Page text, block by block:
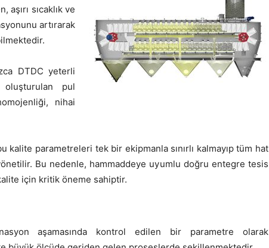
sıcaklık ve
artırarak
DTDC yeterli
oluşturulan pul
nihai
kalite parametreleri tek bir ekipmanla sınırlı kalmayıp tüm hat
Bu nedenle, hammaddeye uyumlu doğru entegre tesis
için kritik öneme sahiptir.
aşamasında kontrol edilen bir parametre olarak